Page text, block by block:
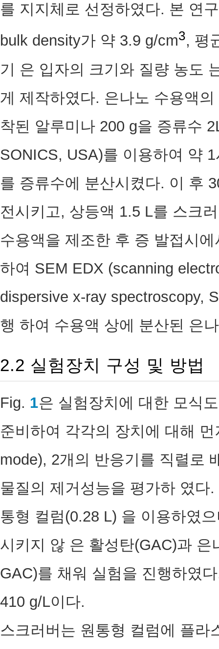
를 지지체로 선정하였다. 본 연
bulk density가 약 3.9 g/cm3, 평
기 은 입자의 크기와 질량 농도
게 제작하였다. 은나노 수용액
착된 알루미나 200 g을 증류수
SONICS, USA)를 이용하여 약
를 증류수에 분산시켰다. 이 후
전시키고, 상등액 1.5 L를 스크
수용액을 제조한 후 증 발접시
하여 SEM EDX (scanning
dispersive x-ray spectroscopy,
행 하여 수용액 상에 분산된 은
2.2 실험장치 구성 및 방법
Fig. 1은 실험장치에 대한 모식
준비하여 각각의 장치에 대해
mode), 2개의 반응기를 직렬로
물질의 제거성능을 평가하 였
통형 컬럼(0.28 L) 을 이용하였
시키지 않 은 활성탄(GAC)과
GAC)를 채워 실험을 진행하였
410 g/L이다.
스크러버는 원통형 컬럼에 플라